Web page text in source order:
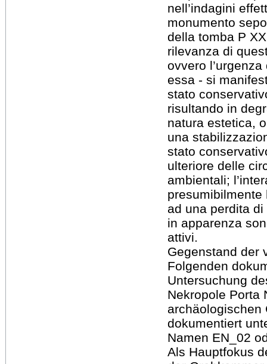
nell’indagini
monumento
della tomba P
rilevanza di
ovvero
essa - si
stato
risultando in
natura estetica,
una
stato
ulteriore delle
ambientali;
presumibilmente
ad una perdita
in apparenza
attivi.
Gegenstand der
Folgenden
Untersuchung
Nekropole Porta
archäologischen
dokumentiert
Namen EN_02
Als Hauptfokus